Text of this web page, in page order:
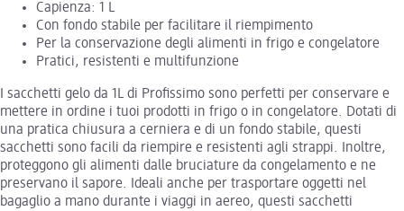
Capienza: 1 L
Con fondo stabile per facilitare il riempimento
Per la conservazione degli alimenti in frigo e congelatore
Pratici, resistenti e multifunzione
I sacchetti gelo da 1L di Profissimo sono perfetti per conservare e
mettere in ordine i tuoi prodotti in frigo o in congelatore. Dotati di
una pratica chiusura a cerniera e di un fondo stabile, questi
sacchetti sono facili da riempire e resistenti agli strappi. Inoltre,
proteggono gli alimenti dalle bruciature da congelamento e ne
preservano il sapore. Ideali anche per trasportare oggetti nel
bagaglio a mano durante i viaggi in aereo, questi sacchetti